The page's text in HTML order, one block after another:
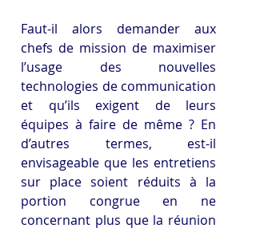
Faut-il alors demander aux
chefs de mission de maximiser
l’usage des nouvelles
technologies de communication
et qu’ils exigent de leurs
équipes à faire de même ? En
d’autres termes, est-il
envisageable que les entretiens
sur place soient réduits à la
portion congrue en ne
concernant plus que la réunion